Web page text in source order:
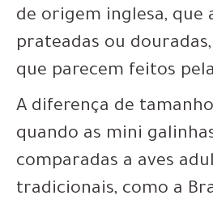
de origem inglesa, que
prateadas ou
que parecem feitos
A diferença de
quando as mini
comparadas a aves
tradicionais, como a